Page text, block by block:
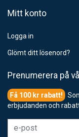
Mitt konto
Logga in
Glömt ditt lösenord?
Prenumerera på
erbjudanden och